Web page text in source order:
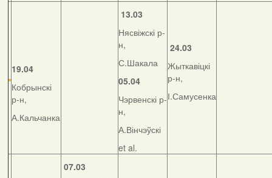
19.04
Кобрынскі
р-н,
А.Кальчанка
13.03
Нясвіжскі р-
н,
С.Шакала
05.04
Чэрвенскі р-
н,
А.Вінчэўскі
et al.
24.03
Жыткавіцкі
р-н,
І.Самусенка
07.03